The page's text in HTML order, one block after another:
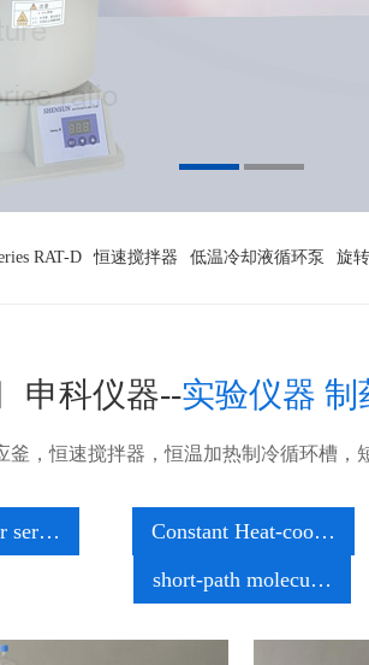
RAT-D 恒速搅拌器 低温冷却液循环泵 旋
申科仪器--实验仪器 制
，恒速搅拌器，恒温加热制冷循环槽，
ser… Constant Heat-coo…
short-path molecu…